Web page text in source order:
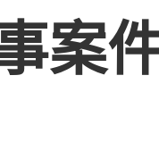
案